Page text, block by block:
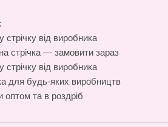
стрічку від виробника
стрічка — замовити зараз
стрічку від виробника
для будь-яких виробництв
оптом та в роздріб